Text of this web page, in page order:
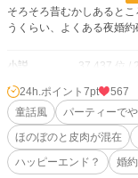
そろそろ昔むかしあると
うくらい、よくある夜婚約
小説 37,437 位 /
恋愛 16,316 位 /
お気に入り 76
24h.ポイント 7 pt
24h.ポイント 7pt
567
童話風
パーティーで
ほのぼのと皮肉が混在
ハッピーエンド？
婚